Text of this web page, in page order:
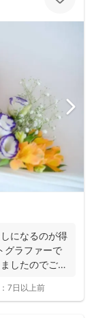
になるのが得
グラファーで
したのでご案
7日以上前